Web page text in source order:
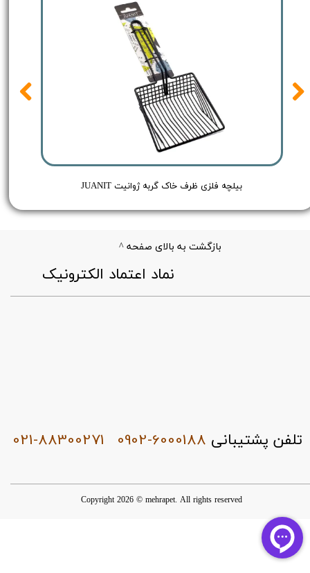
بیلچه فلزی ظرف خاک گربه ژوانیت JUANIT
0902-6000188
بازگشت به بالای صفحه ^
021-88300271
Copyright 2026 © mehrapet. All rights reserved
​نماد اعتماد الکترونیک